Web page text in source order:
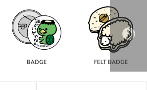
BADGE FELT BADGE